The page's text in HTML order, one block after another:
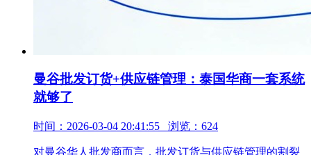
曼谷批发订货+供应链管理：泰国华商一套系统
就够了
时间：2026-03-04 20:41:55 浏览：624
对曼谷华人批发商而言，批发订货与供应链管理的割裂